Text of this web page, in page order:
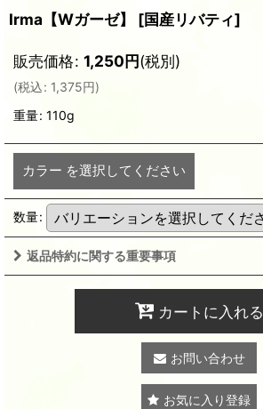
Irma【Wガーゼ】 [国産リバティ]
販売価格: 1,250円(税別)
(税込: 1,375円)
重量: 110g
カラー を選択してください
数量:
返品特約に関する重要事項
カートに入れる
お問い合わせ
お気に入り登録